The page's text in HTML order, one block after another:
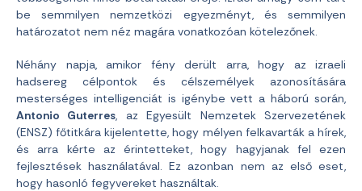
be semmilyen nemzetközi egyezményt, és semmilyen
határozatot nem néz magára vonatkozóan kötelezőnek.
Néhány napja, amikor fény derült arra, hogy az izraeli
hadsereg célpontok és célszemélyek azonosítására
mesterséges intelligenciát is igénybe vett a háború során,
Antonio Guterres , az Egyesült Nemzetek Szervezetének
(ENSZ) főtitkára kijelentette, hogy mélyen felkavarták a hírek,
és arra kérte az érintetteket, hogy hagyjanak fel ezen
fejlesztések használatával. Ez azonban nem az első eset,
hogy hasonló fegyvereket használtak.